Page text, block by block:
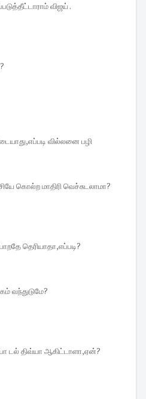
விஜய் .
வில்லனை பழி
கொல்ற மாதிரி வெச்சுடலாமா?
தெரியாதா,எப்படி?
வந்துடுமே?
டல் திவ்யா ஆகிட்டாளா,ஏன்?